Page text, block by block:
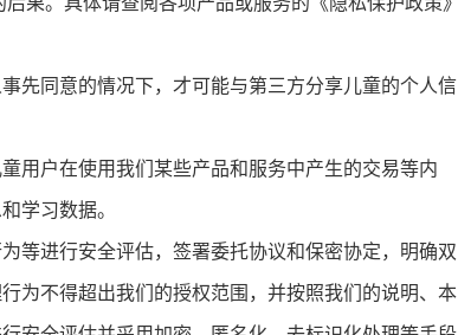
先同意的情况下，才可能与第三方分享儿童的个人信
用户在使用我们某些产品和服务中产生的交易等内
学习数据。
等进行安全评估，签署委托协议和保密协定，明确双
为不得超出我们的授权范围，并按照我们的说明、本